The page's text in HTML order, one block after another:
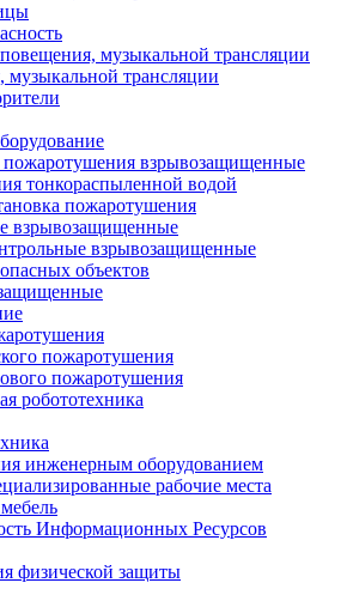
музыкальной трансляции
трансляции
взрывозащищенные
тонкораспыленной водой
пожаротушения
взрывозащищенные
взрывозащищенные
объектов
пожаротушения
пожаротушения
робототехника
инженерным оборудованием
рабочие места
Информационных Ресурсов
физической защиты